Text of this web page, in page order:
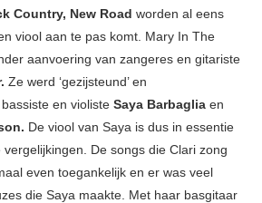
Country, New Road worden al eens
viool aan te pas komt. Mary In The
aanvoering van zangeres en gitariste
Ze werd ‘gezijsteund’ en
en violiste Saya Barbaglia en
De viool van Saya is dus in essentie
De songs die Clari zong
even toegankelijk en er was veel
die Saya maakte. Met haar basgitaar